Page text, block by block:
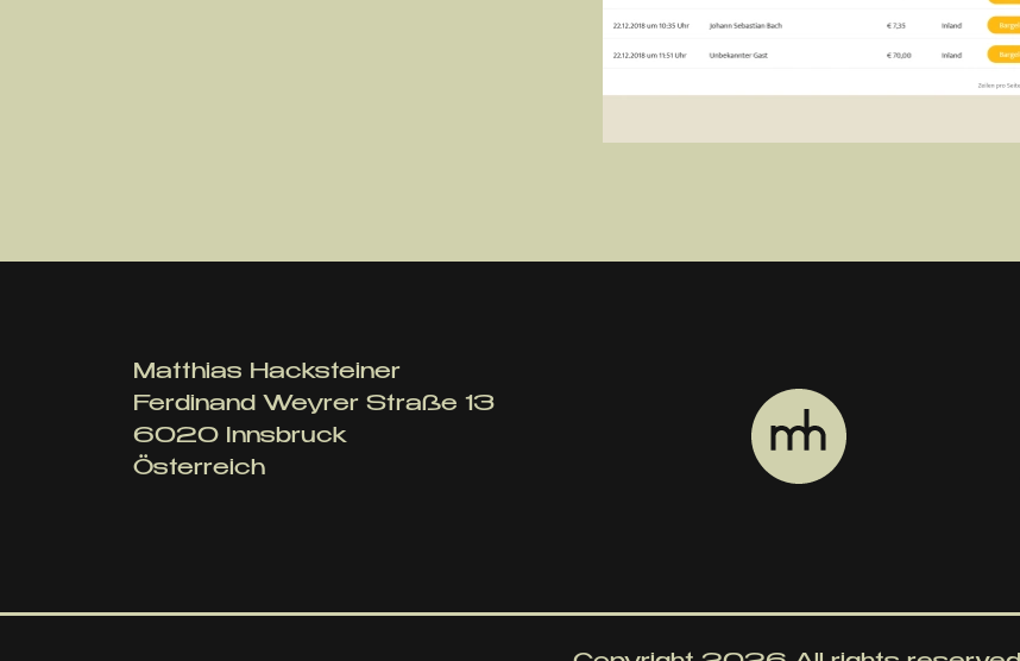
Matthias Hacksteiner
Ferdinand Weyrer Straße 13
6020 Innsbruck
Österreich